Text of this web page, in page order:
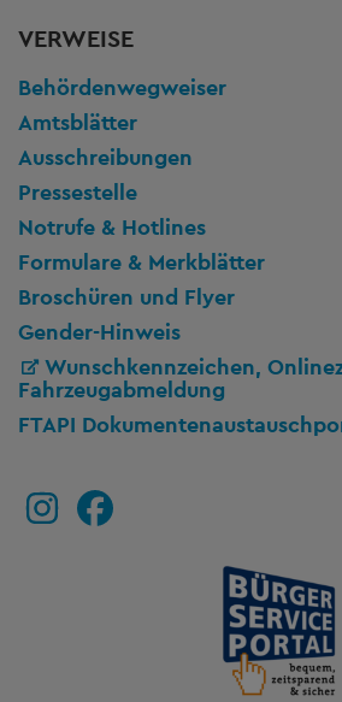
VERWEISE
Behördenwegweiser
Amtsblätter
Ausschreibungen
Pressestelle
Notrufe & Hotlines
Formulare & Merkblätter
Broschüren und Flyer
Gender-Hinweis
Wunschkennzeichen,
Fahrzeugabmeldung
FTAPI